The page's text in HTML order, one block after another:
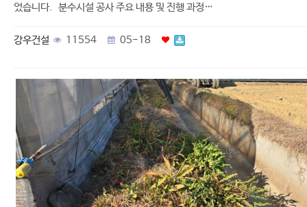
었습니다. 분수시설 공사 주요 내용 및 진행 과정…
강우건설 11554 05-18